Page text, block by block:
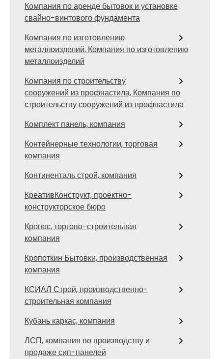
Компания по аренде бытовок и установке
свайно-винтового фундамента
Компания по изготовлению
металлоизделий, Компания по изготовлению
металлоизделий
Компания по строительству
сооружений из профнастила, Компания по
строительству сооружений из профнастила
Комплект панель, компания
Контейнерные технологии, торговая
компания
Континенталь строй, компания
КреативКонструкт, проектно-
конструкторское бюро
Кронос, торгово-строительная
компания
Кропоткин Бытовки, производственная
компания
КСИАЛ Строй, производственно-
строительная компания
Кубань каркас, компания
ЛСП, компания по производству и
продаже сип-панелей